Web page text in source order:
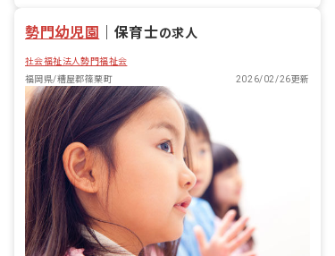
残業少なめ
勢門幼児園 保育士の求人
社会福祉法人勢門福祉会
福岡県/糟屋郡篠栗町
2026/02/26更新